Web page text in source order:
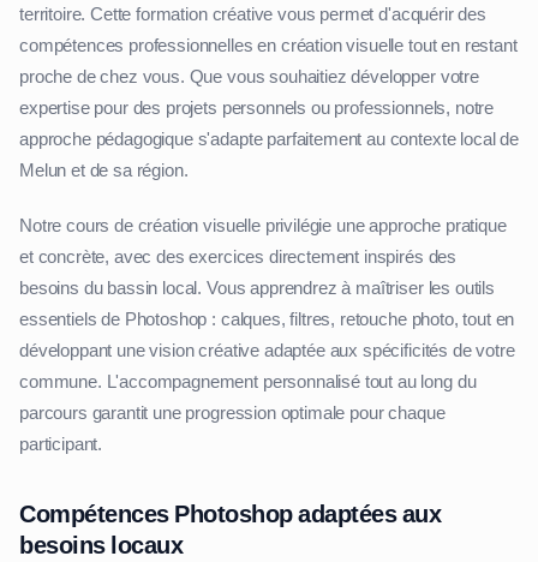
territoire. Cette formation créative vous permet d'acquérir des
compétences professionnelles en création visuelle tout en restant
proche de chez vous. Que vous souhaitiez développer votre
expertise pour des projets personnels ou professionnels, notre
approche pédagogique s'adapte parfaitement au contexte local de
Melun et de sa région.
Notre cours de création visuelle privilégie une approche pratique
et concrète, avec des exercices directement inspirés des
besoins du bassin local. Vous apprendrez à maîtriser les outils
essentiels de Photoshop : calques, filtres, retouche photo, tout en
développant une vision créative adaptée aux spécificités de votre
commune. L'accompagnement personnalisé tout au long du
parcours garantit une progression optimale pour chaque
participant.
Compétences Photoshop adaptées aux
besoins locaux